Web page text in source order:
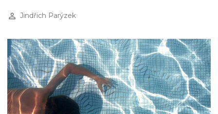
perm_identity Jindřich Parýzek